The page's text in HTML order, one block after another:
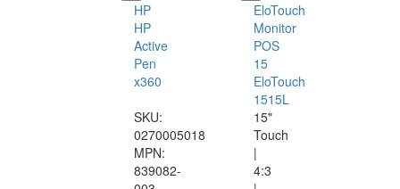
HP
HP
Active
Pen
x360
SKU:
0270005018
MPN:
839082-
EloTouch
Monitor
POS
15
EloTouch
1515L
15"
Touch
|
4:3